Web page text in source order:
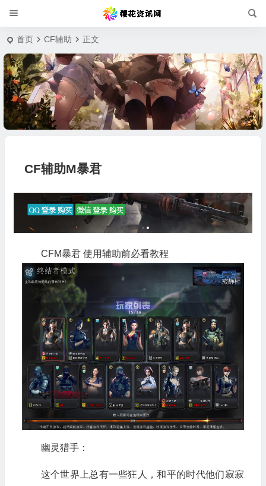
首页 CF辅助 正文
CF辅助M暴君
CFM暴君 使用辅助前必看教程
幽灵猎手：
这个世界上总有一些狂人，和平的时代他们寂寂